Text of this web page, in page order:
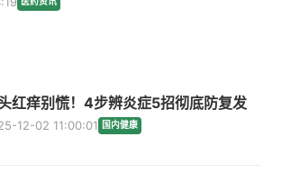
红痒别慌！4步辨炎症5招彻底防复发
12-02 11:00:01 国内健康